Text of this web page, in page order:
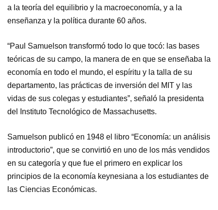
a la teoría del equilibrio y la macroeconomía, y a la
enseñanza y la política durante 60 años.
“Paul Samuelson transformó todo lo que tocó: las bases
teóricas de su campo, la manera de en que se enseñaba la
economía en todo el mundo, el espíritu y la talla de su
departamento, las prácticas de inversión del MIT y las
vidas de sus colegas y estudiantes”, señaló la presidenta
del Instituto Tecnológico de Massachusetts.
Samuelson publicó en 1948 el libro “Economía: un análisis
introductorio”, que se convirtió en uno de los más vendidos
en su categoría y que fue el primero en explicar los
principios de la economía keynesiana a los estudiantes de
las Ciencias Económicas.